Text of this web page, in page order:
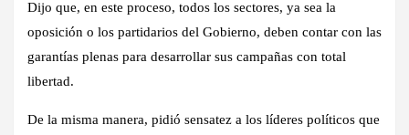
Dijo que, en este proceso, todos los sectores, ya sea la
oposición o los partidarios del Gobierno, deben contar con las
garantías plenas para desarrollar sus campañas con total
libertad.
De la misma manera, pidió sensatez a los líderes políticos que